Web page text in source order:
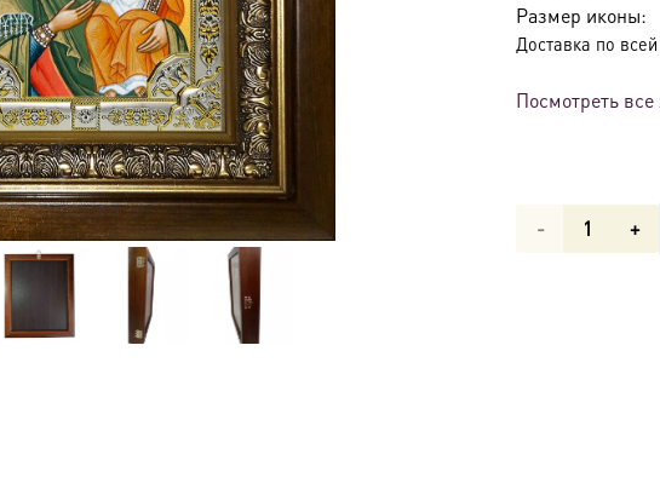
Размер иконы:
Доставка по
Посмотреть все
Количество